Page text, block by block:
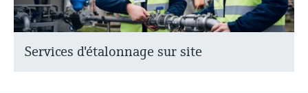
Services d'étalonnage sur site